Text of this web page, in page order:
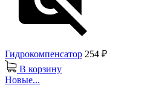
Гидрокомпенсатор 254 ₽
В корзину
Новые...